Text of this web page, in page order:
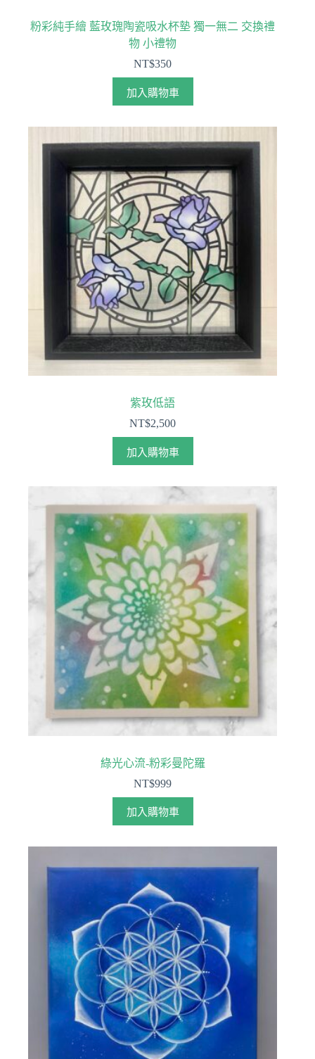
粉彩純手繪 藍玫瑰陶瓷吸水杯墊 獨一無二 交換禮
物 小禮物
NT$350
加入購物車
紫玫低語
NT$2,500
加入購物車
綠光心流-粉彩曼陀羅
NT$999
加入購物車